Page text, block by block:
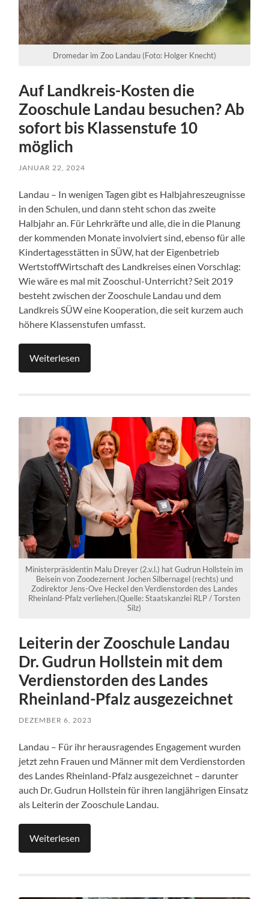
Dromedar im Zoo Landau (Foto: Holger Knecht)
Auf Landkreis-Kosten die
Zooschule Landau besuchen? Ab
sofort bis Klassenstufe 10
möglich
JANUAR 22, 2024
Landau – In wenigen Tagen gibt es Halbjahreszeugnisse
in den Schulen, und dann steht schon das zweite
Halbjahr an. Für Lehrkräfte und alle, die in die Planung
der kommenden Monate involviert sind, ebenso für alle
Kindertagesstätten in SÜW, hat der Eigenbetrieb
WertstoffWirtschaft des Landkreises einen Vorschlag:
Wie wäre es mal mit Zooschul-Unterricht? Seit 2019
besteht zwischen der Zooschule Landau und dem
Landkreis SÜW eine Kooperation, die seit kurzem auch
höhere Klassenstufen umfasst.
Weiterlesen
Ministerpräsidentin Malu Dreyer (2.v.l.) hat Gudrun Hollstein im
Beisein von Zoodezernent Jochen Silbernagel (rechts) und
Zodirektor Jens-Ove Heckel den Verdienstorden des Landes
Rheinland-Pfalz verliehen.(Quelle: Staatskanzlei RLP / Torsten
Silz)
Leiterin der Zooschule Landau
Dr. Gudrun Hollstein mit dem
Verdienstorden des Landes
Rheinland-Pfalz ausgezeichnet
DEZEMBER 6, 2023
Landau – Für ihr herausragendes Engagement wurden
jetzt zehn Frauen und Männer mit dem Verdienstorden
des Landes Rheinland-Pfalz ausgezeichnet – darunter
auch Dr. Gudrun Hollstein für ihren langjährigen Einsatz
als Leiterin der Zooschule Landau.
Weiterlesen